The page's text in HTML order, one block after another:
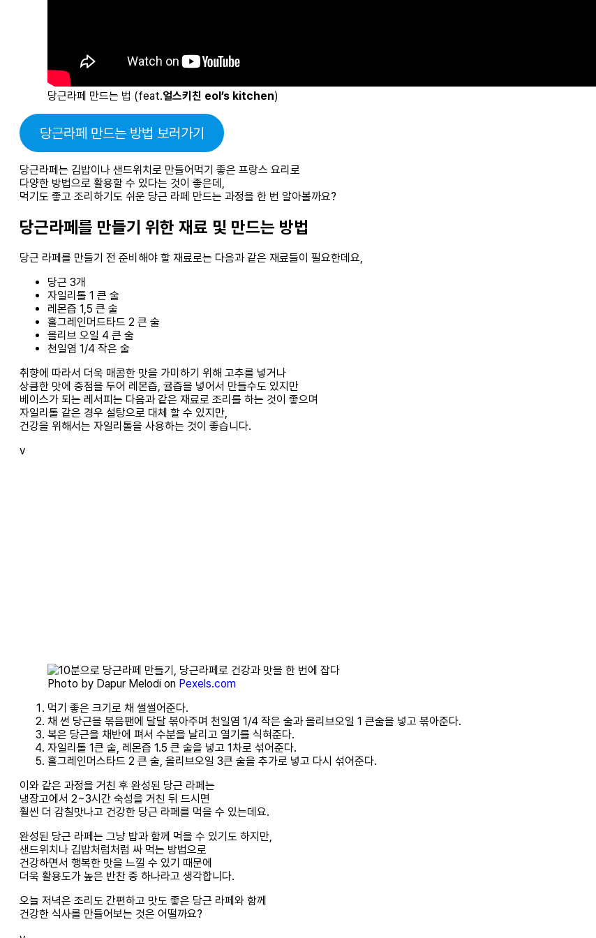
당근라페 만드는 법 (feat.얼스키친 eol’s kitchen)
당근라페 만드는 방법 보러가기
당근라페는 김밥이나 샌드위치로 만들어먹기 좋은 프랑스 요리로
다양한 방법으로 활용할 수 있다는 것이 좋은데,
먹기도 좋고 조리하기도 쉬운 당근 라페 만드는 과정을 한 번 알아볼까요?
당근라페를 만들기 위한 재료 및 만드는 방법
당근 라페를 만들기 전 준비해야 할 재료로는 다음과 같은 재료들이 필요한데요,
당근 3개
자일리톨 1 큰 술
레몬즙 1,5 큰 술
홀그레인머드타드 2 큰 술
올리브 오일 4 큰 술
천일염 1/4 작은 술
취향에 따라서 더욱 매콤한 맛을 가미하기 위해 고추를 넣거나
상큼한 맛에 중점을 두어 레몬즙, 귤즙을 넣어서 만들수도 있지만
베이스가 되는 레서피는 다음과 같은 재료로 조리를 하는 것이 좋으며
자일리톨 같은 경우 설탕으로 대체 할 수 있지만,
건강을 위해서는 자일리톨을 사용하는 것이 좋습니다.
v
Photo by Dapur Melodi on Pexels.com
먹기 좋은 크기로 채 썰썰어준다.
채 썬 당근을 볶음팬에 달달 볶아주며 천일염 1/4 작은 술과 올리브오일 1 큰술을 넣고 볶아준다.
복은 당근을 채반에 펴서 수분을 날리고 열기를 식혀준다.
자일리톨 1큰 술, 레몬즙 1.5 큰 술을 넣고 1차로 섞어준다.
홀그레인머스타드 2 큰 술, 올리브오일 3큰 술을 추가로 넣고 다시 섞어준다.
이와 같은 과정을 거친 후 완성된 당근 라페는
냉장고에서 2~3시간 숙성을 거친 뒤 드시면
훨씬 더 감칠맛나고 건강한 당근 라페를 먹을 수 있는데요.
완성된 당근 라페는 그냥 밥과 함께 먹을 수 있기도 하지만,
샌드위치나 김밥처럼처럼 싸 먹는 방법으로
건강하면서 행복한 맛을 느낄 수 있기 때문에
더욱 활용도가 높은 반찬 중 하나라고 생각합니다.
오늘 저녁은 조리도 간편하고 맛도 좋은 당근 라페와 함께
건강한 식사를 만들어보는 것은 어떨까요?